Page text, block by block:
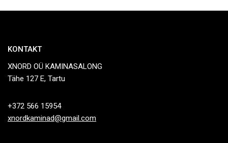
KONTAKT
XNORD OÜ KAMINASALONG
Tähe 127 E, Tartu
+372 566 15954
xnordkaminad@gmail.com